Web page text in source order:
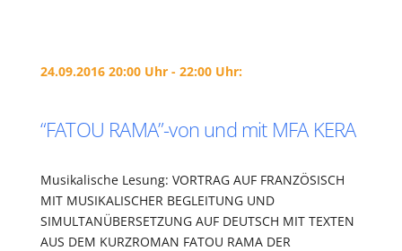
24.09.2016 20:00 Uhr - 22:00 Uhr:
“FATOU RAMA”-von und mit MFA KERA
Musikalische Lesung: VORTRAG AUF FRANZÖSISCH
MIT MUSIKALISCHER BEGLEITUNG UND
SIMULTANÜBERSETZUNG AUF DEUTSCH MIT TEXTEN
AUS DEM KURZROMAN FATOU RAMA DER